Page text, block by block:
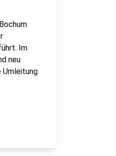
Im
neu
Umleitung